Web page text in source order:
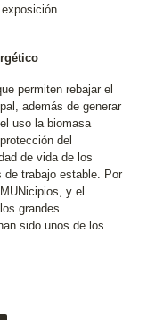
permiten rebajar el
además de generar
uso la biomasa
del
de vida de los
de trabajo estable. Por
y el
grandes
sido unos de los